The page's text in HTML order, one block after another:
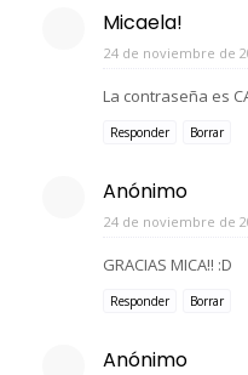
Micaela!
24 de noviembre de
La contraseña es
Responder Borrar
Anónimo
24 de noviembre de
GRACIAS MICA!! :D
Responder Borrar
Anónimo